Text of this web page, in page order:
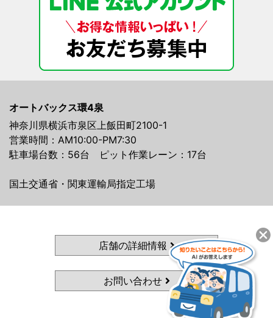
オートバックス環4泉
神奈川県横浜市泉区上飯田町2100-1
営業時間：AM10:00-PM7:30
駐車場台数：56台 ピット作業レーン：17台
国土交通省・関東運輸局指定工場
店舗の詳細情報
お問い合わせ